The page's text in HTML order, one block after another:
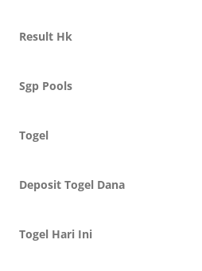
Result Hk
Sgp Pools
Togel
Deposit Togel Dana
Togel Hari Ini